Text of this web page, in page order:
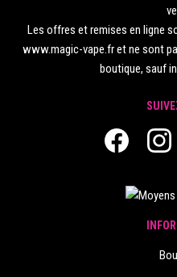
Les offres et remises en ligne
www.magic-vape.fr et ne sont
boutique, sauf